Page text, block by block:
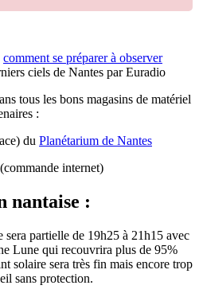
comment se préparer à observer
ciels de Nantes par Euradio
tous les bons magasins de matériel
:
du Planétarium de Nantes
(commande internet)
nantaise :
sera partielle de 19h25 à 21h15 avec
Lune qui recouvrira plus de 95%
solaire sera très fin mais encore trop
sans protection.